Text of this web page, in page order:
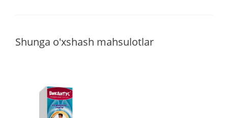
Shunga o'xshash mahsulotlar